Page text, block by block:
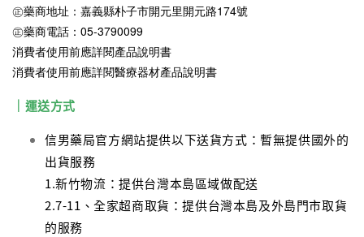
㊣藥商地址：嘉義縣朴子市開元里開元路174號
㊣藥商電話：05-3790099
消費者使用前應詳閱產品說明書
消費者使用前應詳閱醫療器材產品說明書
｜運送方式
信男藥局官方網站提供以下送貨方式：暫無提供國外的
出貨服務
1.新竹物流：提供台灣本島區域做配送
2.7-11、全家超商取貨：提供台灣本島及外島門市取貨
的服務